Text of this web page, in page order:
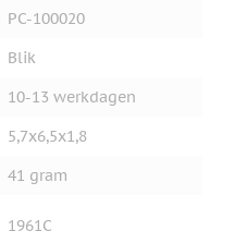
PC-100020
Blik
10-13 werkdagen
5,7x6,5x1,8
41 gram
1961C